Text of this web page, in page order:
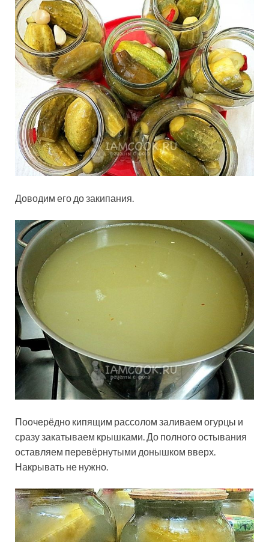
Доводим его до закипания.
Поочерёдно кипящим рассолом заливаем огурцы и
сразу закатываем крышками. До полного остывания
оставляем перевёрнутыми донышком вверх.
Накрывать не нужно.